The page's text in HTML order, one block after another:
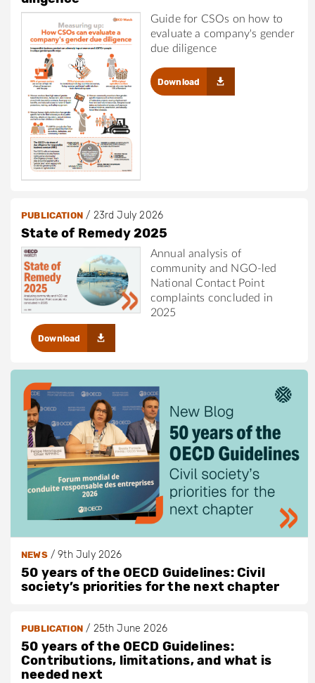
Guide for CSOs on how to
evaluate a company's gender
due diligence
Download
PUBLICATION/ 23rd July 2026
State of Remedy 2025
Annual analysis of
community and NGO-led
National Contact Point
complaints concluded in
2025
Download
NEWS/9th July 2026
50 years of the OECD Guidelines: Civil
society’s priorities for the next chapter
PUBLICATION/ 25th June 2026
50 years of the OECD Guidelines:
Contributions, limitations, and what is
needed next